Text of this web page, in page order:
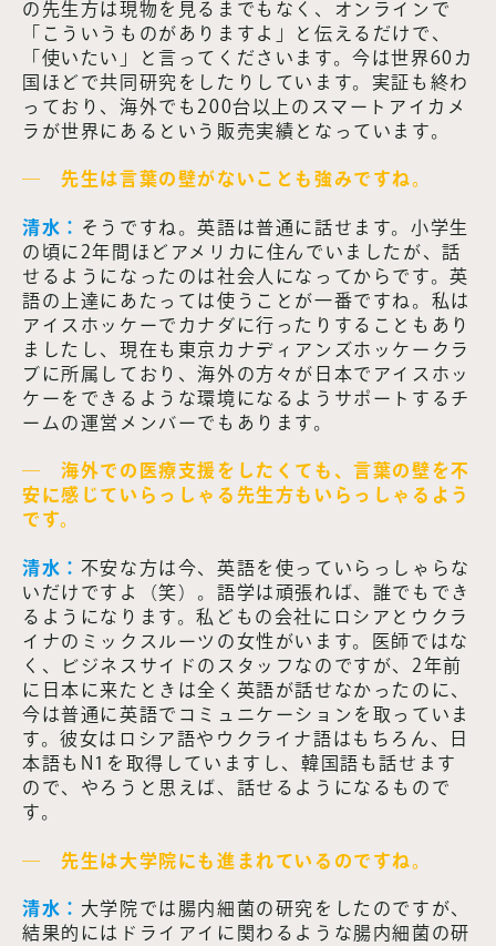
の先生方は現物を見るまでもなく、オンラインで
「こういうものがありますよ」と伝えるだけで、
「使いたい」と言ってくださいます。今は世界60カ
国ほどで共同研究をしたりしています。実証も終わ
っており、海外でも200台以上のスマートアイカメ
ラが世界にあるという販売実績となっています。
― 先生は言葉の壁がないことも強みですね。
清水：
そうですね。英語は普通に話せます。小学生
の頃に2年間ほどアメリカに住んでいましたが、話
せるようになったのは社会人になってからです。英
語の上達にあたっては使うことが一番ですね。私は
アイスホッケーでカナダに行ったりすることもあり
ましたし、現在も東京カナディアンズホッケークラ
ブに所属しており、海外の方々が日本でアイスホッ
ケーをできるような環境になるようサポートするチ
ームの運営メンバーでもあります。
― 海外での医療支援をしたくても、言葉の壁を不
安に感じていらっしゃる先生方もいらっしゃるよう
です。
清水： 不安な方は今、英語を使っていらっしゃらな
いだけですよ（笑）。語学は頑張れば、誰でもでき
るようになります。私どもの会社にロシアとウクラ
イナのミックスルーツの女性がいます。医師ではな
く、ビジネスサイドのスタッフなのですが、2年前
に日本に来たときは全く英語が話せなかったのに、
今は普通に英語でコミュニケーションを取っていま
す。彼女はロシア語やウクライナ語はもちろん、日
本語もN1を取得していますし、韓国語も話せます
ので、やろうと思えば、話せるようになるもので
す。
― 先生は大学院にも進まれているのですね。
清水： 大学院では腸内細菌の研究をしたのですが、
結果的にはドライアイに関わるような腸内細菌の研